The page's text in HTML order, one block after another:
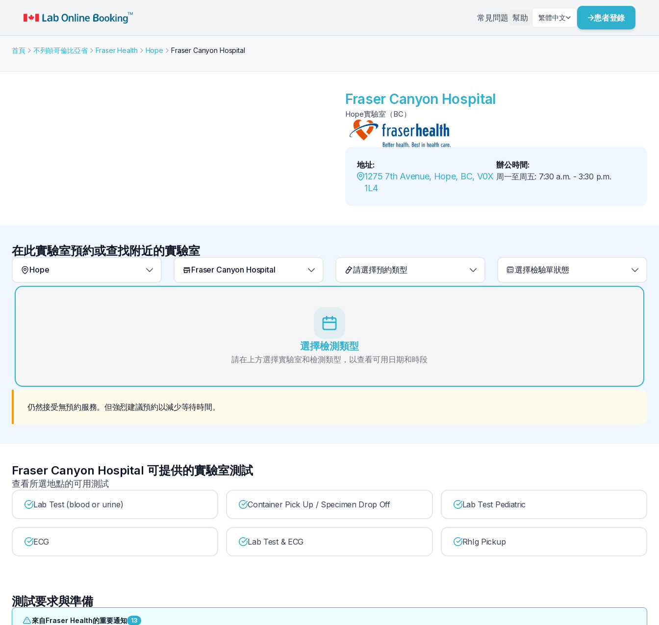
常見問題 幫助 繁體中文 患者登錄
首頁 不列顛哥倫比亞省 Fraser Health Hope Fraser Canyon Hospital
Fraser Canyon Hospital
Hope實驗室（BC）
地址:
1275 7th Avenue, Hope, BC, V0X
1L4
辦公時間:
周一至周五: 7:30 a.m. -3:30 p.m.
在此實驗室預約或查找附近的實驗室
Hope Fraser Canyon Hospital 請選擇預約類型 選擇檢驗單狀態
選擇檢測類型
請在上方選擇實驗室和檢測類型，以查看可用日期和時段
仍然接受無預約服務。但強烈建議預約以減少等待時間。
Fraser Canyon Hospital 可提供的實驗室測試
查看所選地點的可用測試
Lab Test (blood or urine) Container Pick Up / Specimen Drop Off Lab Test Pediatric
ECG Lab Test & ECG RhIg Pickup
測試要求與準備
來自Fraser Health的重要通知 13